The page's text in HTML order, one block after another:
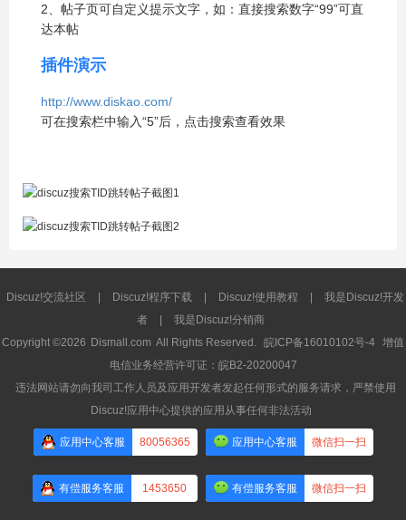
2、帖子页可自定义提示文字，如：直接搜索数字“99”可直
达本帖
插件演示
http://www.diskao.com/
可在搜索栏中输入“5”后，点击搜索查看效果
Discuz!交流社区 Discuz!程序下载 Discuz!使用教程
我是Discuz!开发
者
我是Discuz!分销商
Copyright ©2026 Dismall.com All Rights Reserved. 皖ICP备16010102号-4 增值
电信业务经营许可证：皖B2-20200047
违法网站请勿向我司工作人员及应用开发者发起任何形式的服务请求，严禁使用
Discuz!应用中心提供的应用从事任何非法活动
应用中心客服 80056365 应用中心客服 微信扫一扫
有偿服务客服 1453650 有偿服务客服 微信扫一扫